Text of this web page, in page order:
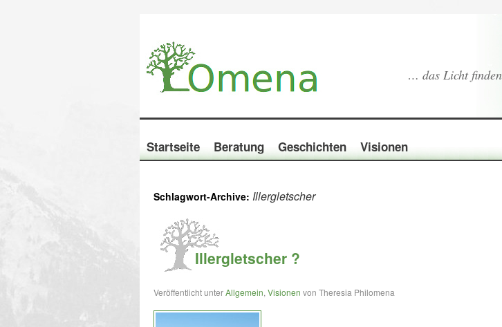
… das Licht finden
Startseite Beratung Geschichten Visionen
Schlagwort-Archive: Illergletscher
Illergletscher ?
Veröffentlicht unterAllgemein, Visionen von Theresia Philomena